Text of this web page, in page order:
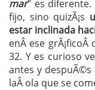
mar” es
fijo, sino quizÃ¡s
estar inclinada
enÂ ese
32. Y es curioso
antes y despuÃ©s
laÂ ola que se